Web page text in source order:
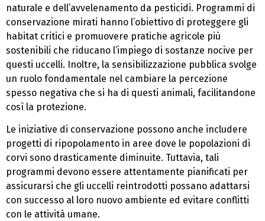
naturale e dell’avvelenamento da pesticidi. Programmi di
conservazione mirati hanno l’obiettivo di proteggere gli
habitat critici e promuovere pratiche agricole più
sostenibili che riducano l’impiego di sostanze nocive per
questi uccelli. Inoltre, la sensibilizzazione pubblica svolge
un ruolo fondamentale nel cambiare la percezione
spesso negativa che si ha di questi animali, facilitandone
così la protezione.
Le iniziative di conservazione possono anche includere
progetti di ripopolamento in aree dove le popolazioni di
corvi sono drasticamente diminuite. Tuttavia, tali
programmi devono essere attentamente pianificati per
assicurarsi che gli uccelli reintrodotti possano adattarsi
con successo al loro nuovo ambiente ed evitare conflitti
con le attività umane.